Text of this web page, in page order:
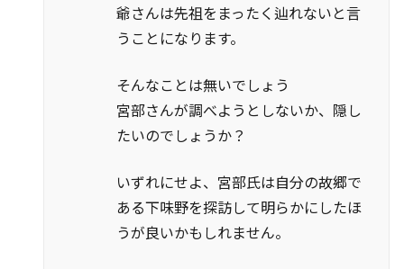
爺さんは先祖をまったく辿れないと言
うことになります。
そんなことは無いでしょう
宮部さんが調べようとしないか、隠し
たいのでしょうか？
いずれにせよ、宮部氏は自分の故郷で
ある下味野を探訪して明らかにしたほ
うが良いかもしれません。